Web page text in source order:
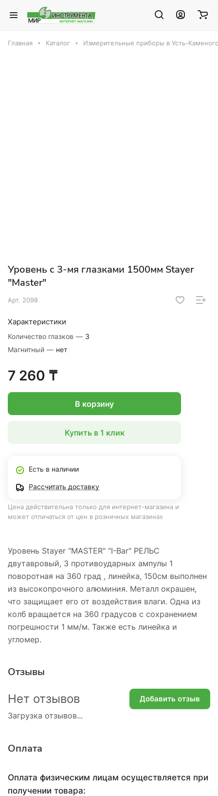
Главная Каталог Измерительные приборы в Усть-
Уровень с 3-мя глазками 1500мм Stayer
"Master"
Арт. 2098
Характеристики
Количество глазков — 3
Магнитный — нет
7 260 ₸
В корзину
Купить в 1 клик
Есть в наличии
Рассчитать доставку
Цена действительна только для интернет-магазина и
может отличаться от цен в розничных магазинах
Уровень Stayer "MASTER" "I-Bar" РЕЛЬС
двутавровый, 3 противоударных ампулы 1
поворотная на 360 град , линейка, 150см выполнен
из высокопрочного алюминия. Металл окрашен,
что защищает его от воздействия влаги. Одна из
колб вращается на 360 градусов с сохранением
погрешности 1 мм/м. Также есть линейка и
угломер.
Отзывы
Загрузка отзывов...
Нет отзывов Добавить отзыв
Оплата
Оплата физическим лицам осуществляется при
получении товара: